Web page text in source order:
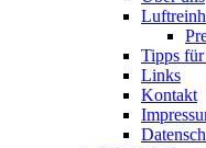
Tipps
Links
Kontakt